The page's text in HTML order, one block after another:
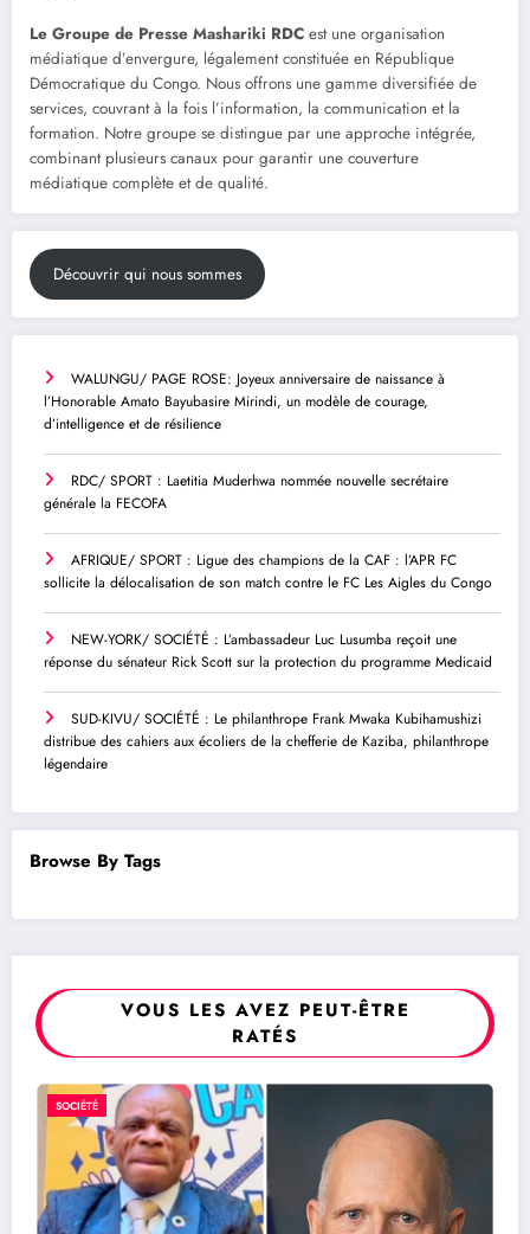
Le Groupe de Presse Mashariki RDC est une organisation
médiatique d’envergure, légalement constituée en République
Démocratique du Congo. Nous offrons une gamme diversifiée de
services, couvrant à la fois l’information, la communication et la
formation. Notre groupe se distingue par une approche intégrée,
combinant plusieurs canaux pour garantir une couverture
médiatique complète et de qualité.
Découvrir qui nous sommes
WALUNGU/ PAGE ROSE: Joyeux anniversaire de naissance à
l’Honorable Amato Bayubasire Mirindi, un modèle de courage,
d’intelligence et de résilience
RDC/ SPORT : Laetitia Muderhwa nommée nouvelle secrétaire
générale la FECOFA
AFRIQUE/ SPORT : Ligue des champions de la CAF : l’APR FC
sollicite la délocalisation de son match contre le FC Les Aigles du Congo
NEW-YORK/ SOCIÉTÉ : L’ambassadeur Luc Lusumba reçoit une
réponse du sénateur Rick Scott sur la protection du programme Medicaid
SUD-KIVU/ SOCIÉTÉ : Le philanthrope Frank Mwaka Kubihamushizi
distribue des cahiers aux écoliers de la chefferie de Kaziba, philanthrope
légendaire
Browse By Tags
VOUS LES AVEZ PEUT-ÊTRE
RATÉS
SOCIÉTÉ